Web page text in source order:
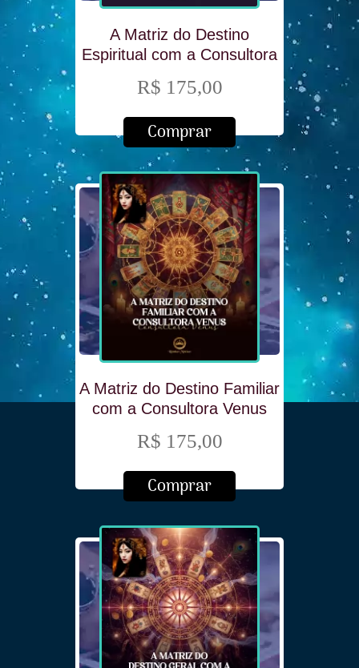
A Matriz do Destino
Espiritual com a Consultora
R$ 175,00
Comprar
A Matriz do Destino Familiar
com a Consultora Venus
R$ 175,00
Comprar